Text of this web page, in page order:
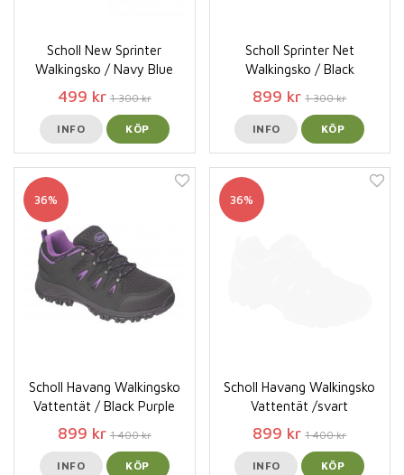
Scholl New Sprinter
Walkingsko / Navy Blue
499 kr 1 300 kr
INFO KÖP
Scholl Sprinter Net
Walkingsko / Black
899 kr 1 300 kr
INFO KÖP
36%
Scholl Havang Walkingsko
Vattentät / Black Purple
899 kr 1 400 kr
INFO KÖP
36%
Scholl Havang Walkingsko
Vattentät /svart
899 kr 1 400 kr
INFO KÖP